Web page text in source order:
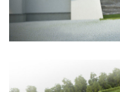
klášter sv.